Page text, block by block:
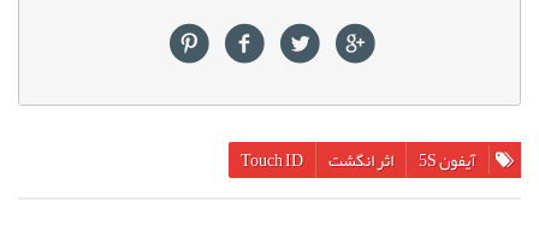
آیفون 5S اثر انگشت Touch ID